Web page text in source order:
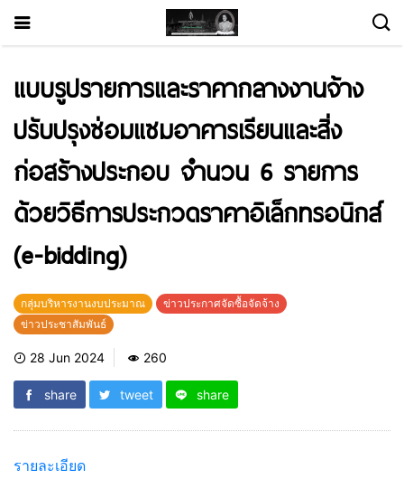
แบบรูปรายการและราคากลางงานจ้าง
ปรับปรุงซ่อมแซมอาคารเรียนและสิ่ง
ก่อสร้างประกอบ จำนวน 6 รายการ
ด้วยวิธีการประกวดราคาอิเล็กทรอนิกส์
(e-bidding)
กลุ่มบริหารงานงบประมาณ
ข่าวประกาศจัดซื้อจัดจ้าง
ข่าวประชาสัมพันธ์
28 Jun 2024 260
share tweet share
รายละเอียด